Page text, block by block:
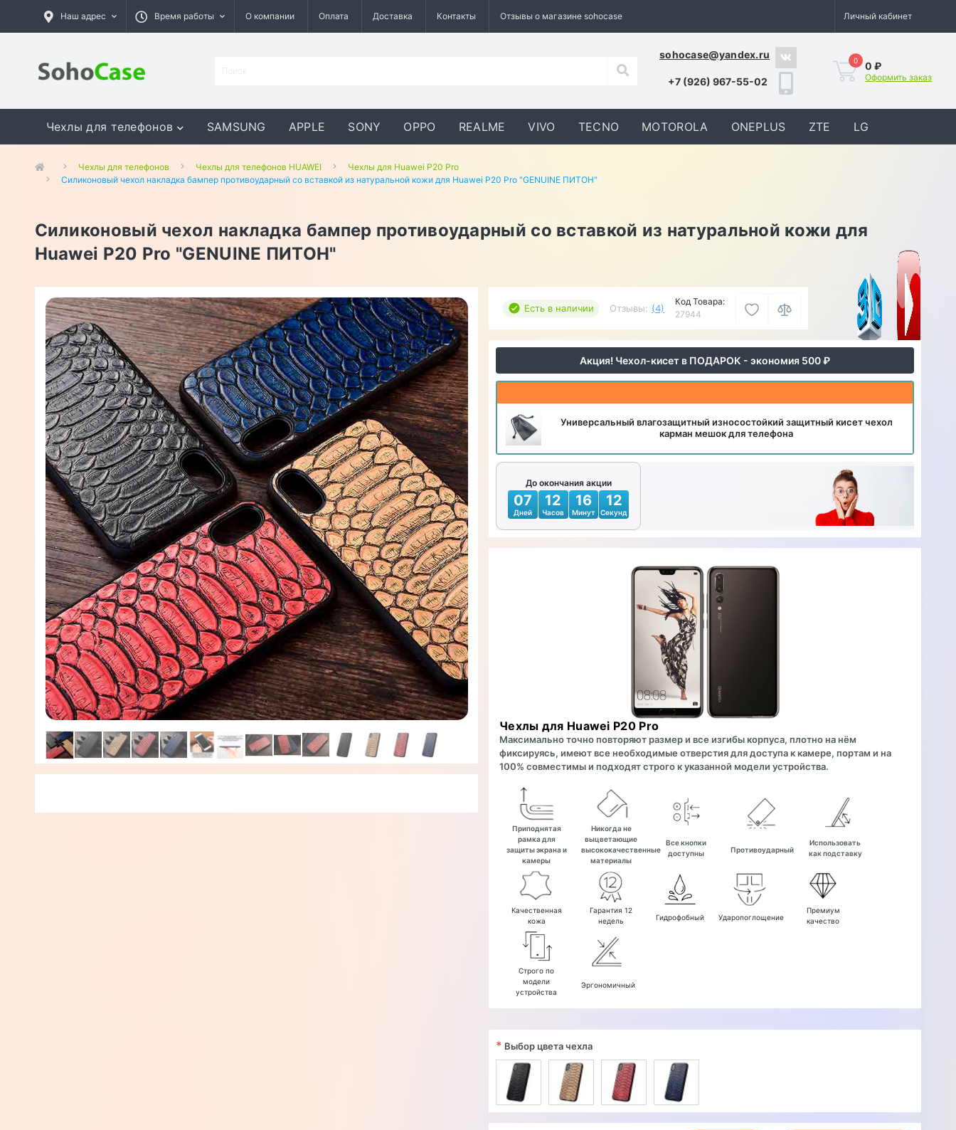
Наш адрес Время работы О компании Оплата Доставка Контакты Отзывы о магазине sohocase Личный кабинет
sohocase@yandex.ru
+7 (926) 967-55-02
0 0 ₽
Оформить заказ
Чехлы для телефонов SAMSUNG APPLE SONY OPPO REALME VIVO TECNO MOTOROLA ONEPLUS ZTE LG
GOOGLE MEIZU ASUS
Чехлы для телефонов Чехлы для телефонов HUAWEI
Чехлы для Huawei P20 Pro
Силиконовый чехол накладка бампер противоударный со вставкой из натуральной кожи для Huawei P20 Pro "GENUINE ПИТОН"
Силиконовый чехол накладка бампер противоударный со вставкой из натуральной кожи для
Huawei P20 Pro "GENUINE ПИТОН"
Есть в наличии Отзывы: (4)
Код Товара:
27944
Акция! Чехол-кисет в ПОДАРОК - экономия 500 ₽
Универсальный влагозащитный износостойкий защитный кисет чехол
карман мешок для телефона
До окончания акции
07
Дней
12
Часов
16
Минут
10
Секунд
Чехлы для Huawei P20 Pro
Максимально точно повторяют размер и все изгибы корпуса, плотно на нём
фиксируясь, имеют все необходимые отверстия для доступа к камере, портам и на
100% совместимы и подходят строго к указанной модели устройства.
Приподнятая
рамка для
защиты экрана и
камеры
Никогда не
выцветающие
высококачественные
материалы
Все кнопки
доступны
Противоударный
Использовать
как подставку
Качественная
кожа
Гарантия 12
недель
Гидрофобный Ударопоглощение
Премиум
качество
Строго по
модели
устройства
Эргономичный
* Выбор цвета чехла